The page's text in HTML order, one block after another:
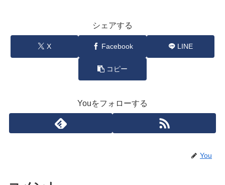
シェアする
X Facebook LINE
コピー
Youをフォローする
You